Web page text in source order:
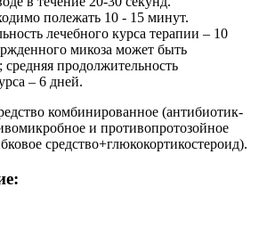
полежать 10 - 15 минут.
лечебного курса терапии – 10
микоза может быть
продолжительность
– 6 дней.
комбинированное (антибиотик-
и противопротозойное
средство+глюкокортикостероид).